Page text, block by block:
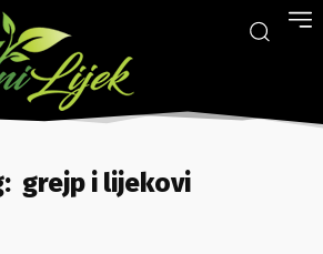
grejp i lijekovi